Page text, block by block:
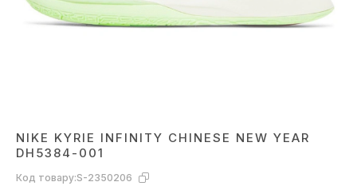
NIKE KYRIE INFINITY CHINESE NEW YEAR
DH5384-001
Код товару:S-2350206